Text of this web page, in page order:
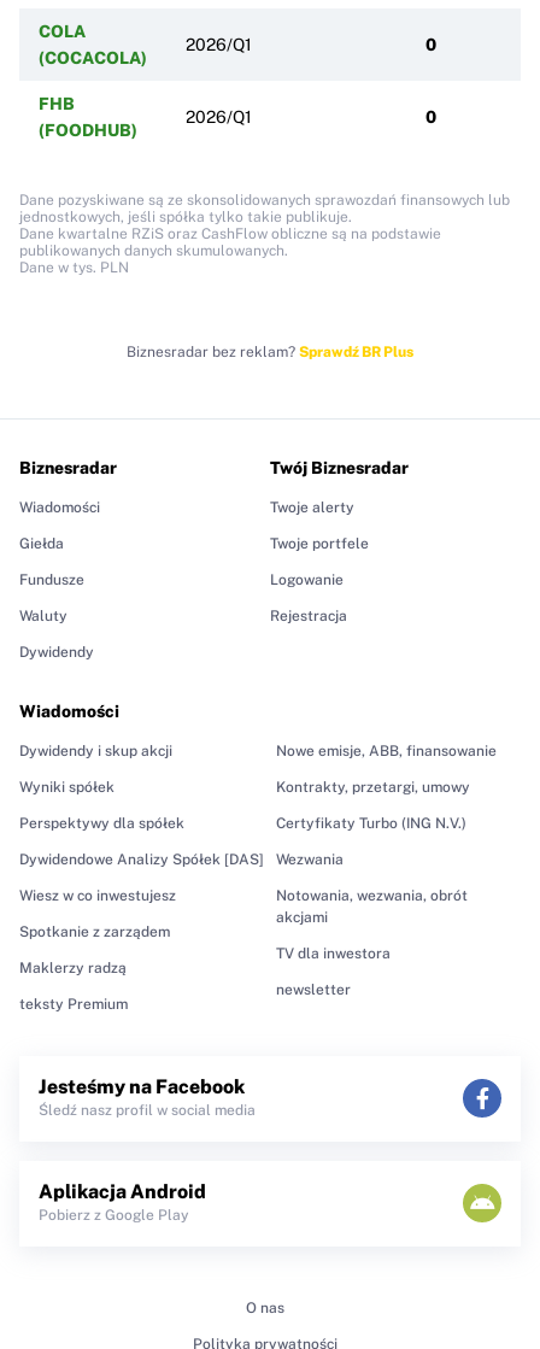
COLA
(COCACOLA)
2026/Q1 0
FHB
(FOODHUB)
2026/Q1 0
Dane pozyskiwane są ze skonsolidowanych sprawozdań finansowych lub
jednostkowych, jeśli spółka tylko takie publikuje.
Dane kwartalne RZiS oraz CashFlow obliczne są na podstawie
publikowanych danych skumulowanych.
Dane w tys. PLN
Biznesradar bez reklam? Sprawdź BR Plus
Biznesradar
Wiadomości
Giełda
Fundusze
Waluty
Dywidendy
Wiadomości
Dywidendy i skup akcji
Wyniki spółek
Perspektywy dla spółek
Dywidendowe Analizy Spółek [DAS]
Wiesz w co inwestujesz
Spotkanie z zarządem
Maklerzy radzą
teksty Premium
Nowe emisje, ABB, finansowanie
Kontrakty, przetargi, umowy
Certyfikaty Turbo (ING N.V.)
Wezwania
Notowania, wezwania, obrót
akcjami
TV dla inwestora
newsletter
Twój Biznesradar
Twoje alerty
Twoje portfele
Logowanie
Rejestracja
Jesteśmy na Facebook
Śledź nasz profil w social media
Aplikacja Android
Pobierz z Google Play
O nas
Polityka prywatności